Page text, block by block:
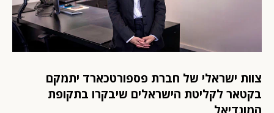
צוות ישראלי של חברת פספורטכארד יתמקם
בקטאר לקליטת הישראלים שיבקרו בתקופת